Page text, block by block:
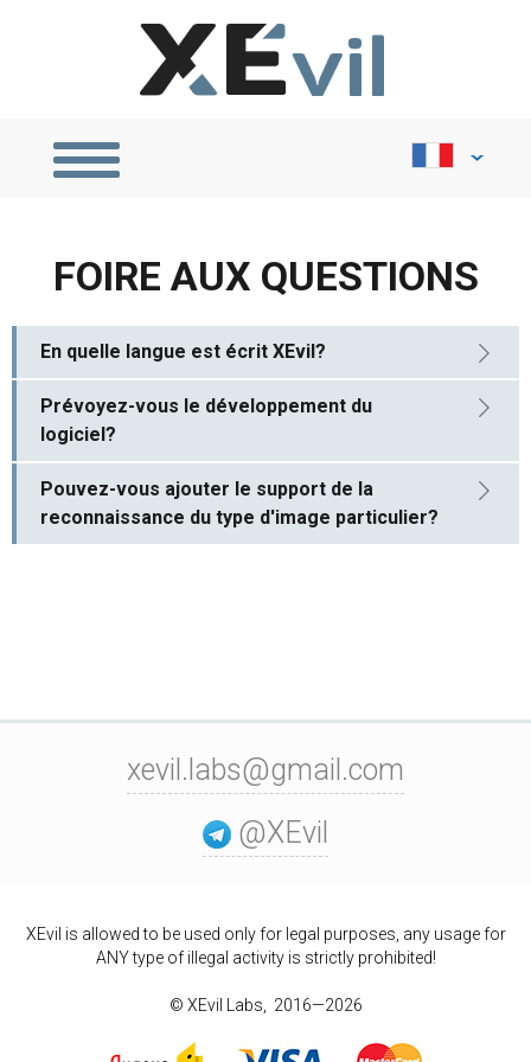
Português
Indonesia
FOIRE AUX QUESTIONS
En quelle langue est écrit XEvil?
Prévoyez-vous le développement du
logiciel?
Pouvez-vous ajouter le support de la
reconnaissance du type d'image particulier?
xevil.labs@gmail.com
@XEvil
XEvil is allowed to be used only for legal purposes, any usage for
ANY type of illegal activity is strictly prohibited!
© XEvil Labs, 2016—2026